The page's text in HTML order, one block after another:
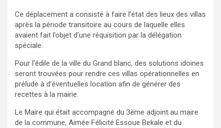
Ce déplacement a consisté à faire l’état des lieux des villas
après la période transitoire au cours de laquelle elles
avaient fait l’objet d’une réquisition par la délégation
spéciale.
Pour l’édile de la ville du Grand blanc, des solutions idoines
seront trouvées pour rendre ces villas opérationnelles en
prélude à d’éventuelles location afin de générer des
recettes à la mairie.
Le Maire qui était accompagné du 3ème adjoint au maire
de la commune, Aimée Félicité Essoue Bekale et du